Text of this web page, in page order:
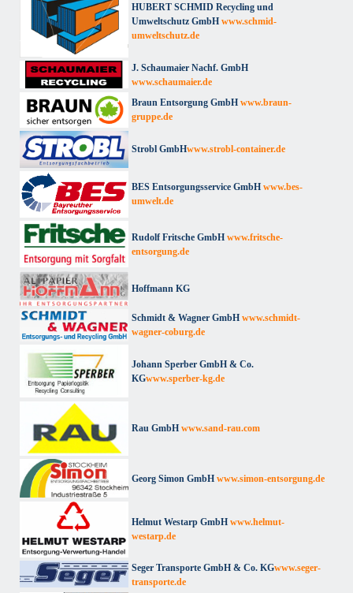
HUBERT SCHMID Recycling und
Umweltschutz GmbH www.schmid-
umweltschutz.de
J. Schaumaier Nachf. GmbH
www.schaumaier.de
Braun Entsorgung GmbH www.braun-
gruppe.de
Strobl GmbHwww.strobl-container.de
BES Entsorgungsservice GmbH www.bes-
umwelt.de
Rudolf Fritsche GmbH www.fritsche-
entsorgung.de
Hoffmann KG
Schmidt & Wagner GmbH www.schmidt-
wagner-coburg.de
Johann Sperber GmbH & Co.
KGwww.sperber-kg.de
Rau GmbH www.sand-rau.com
Georg Simon GmbH www.simon-entsorgung.de
Helmut Westarp GmbH www.helmut-
westarp.de
Seger Transporte GmbH & Co. KGwww.seger-
transporte.de